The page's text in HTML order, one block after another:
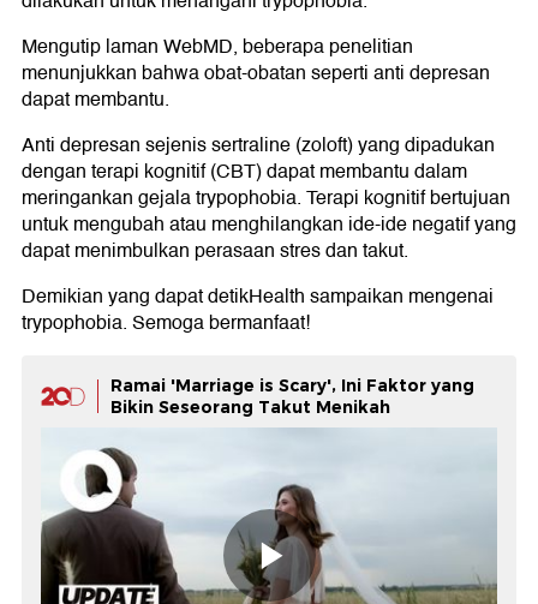
Mengutip laman WebMD, beberapa penelitian
menunjukkan bahwa obat-obatan seperti anti depresan
dapat membantu.
Anti depresan sejenis sertraline (zoloft) yang dipadukan
dengan terapi kognitif (CBT) dapat membantu dalam
meringankan gejala trypophobia. Terapi kognitif bertujuan
untuk mengubah atau menghilangkan ide-ide negatif yang
dapat menimbulkan perasaan stres dan takut.
Demikian yang dapat detikHealth sampaikan mengenai
trypophobia. Semoga bermanfaat!
Ramai 'Marriage is Scary', Ini Faktor yang
Bikin Seseorang Takut Menikah